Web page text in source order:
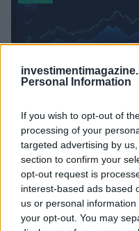
Personal Information
If you wish to opt-out of
processing of your
targeted advertising by
section to confirm your
opt-out request is
interest-based ads based
us or personal
your opt-out. You may
Mercati in leggero rialzo,
Andrea Innocenti · 10 Ago 2026